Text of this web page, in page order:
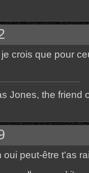
crois que pour
Jones, the friend
oui peut-être t'as